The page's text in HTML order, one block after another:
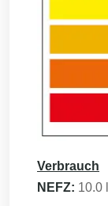
Verbrauch
NEFZ: 10.0